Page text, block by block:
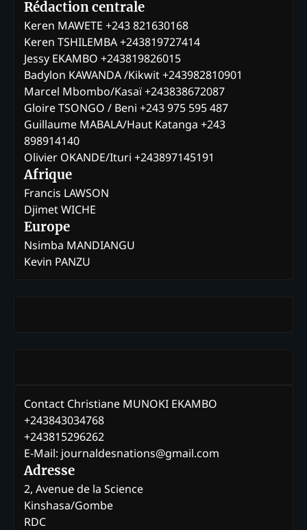
Rédaction centrale
Keren MAWETE +243 821630168
Keren TSHILEMBA +243819727414
Jessy EKAMBO +243819826015
Badylon KAWANDA /Kikwit +243982810901
Marcel Mbombo/Kasaï +243838672087
Gloire TSONGO / Beni +243 975 595 487
Guillaume MABALA/Haut Katanga +243
898914140
Olivier OKANDE/Ituri +243897145191
Afrique
Francis LAWSON
Djimet WICHE
Europe
Nsimba MANDIANGU
Kevin PANZU
Contact Christiane MUNOKI EKAMBO
+243843034768
+243815296262
E-Mail: journaldesnations@gmail.com
Adresse
2, Avenue de la Science
Kinshasa/Gombe
RDC